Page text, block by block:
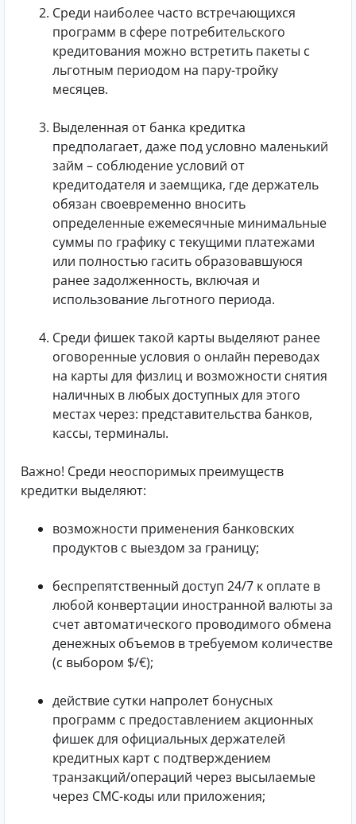
Среди наиболее часто встречающихся
программ в сфере потребительского
кредитования можно встретить пакеты с
льготным периодом на пару-тройку
месяцев.
Выделенная от банка кредитка
предполагает, даже под условно маленький
займ – соблюдение условий от
кредитодателя и заемщика, где держатель
обязан своевременно вносить
определенные ежемесячные минимальные
суммы по графику с текущими платежами
или полностью гасить образовавшуюся
ранее задолженность, включая и
использование льготного периода.
Среди фишек такой карты выделяют ранее
оговоренные условия о онлайн переводах
на карты для физлиц и возможности снятия
наличных в любых доступных для этого
местах через: представительства банков,
кассы, терминалы.
Важно! Среди неоспоримых преимуществ
кредитки выделяют:
возможности применения банковских
продуктов с выездом за границу;
беспрепятственный доступ 24/7 к оплате в
любой конвертации иностранной валюты за
счет автоматического проводимого обмена
денежных объемов в требуемом количестве
(с выбором $/€);
действие сутки напролет бонусных
программ с предоставлением акционных
фишек для официальных держателей
кредитных карт с подтверждением
транзакций/операций через высылаемые
через СМС-коды или приложения;